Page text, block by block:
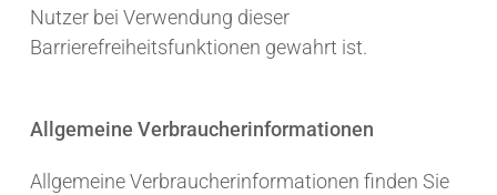
Nutzer bei Verwendung dieser
Barrierefreiheitsfunktionen gewahrt ist.
Allgemeine Verbraucherinformationen
Allgemeine Verbraucherinformationen finden Sie